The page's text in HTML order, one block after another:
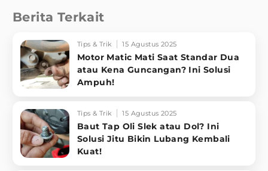
Berita Terkait
Tips & Trik 15 Agustus 2025
Motor Matic Mati Saat Standar Dua
atau Kena Guncangan? Ini Solusi
Ampuh!
Tips & Trik 15 Agustus 2025
Baut Tap Oli Slek atau Dol? Ini
Solusi Jitu Bikin Lubang Kembali
Kuat!